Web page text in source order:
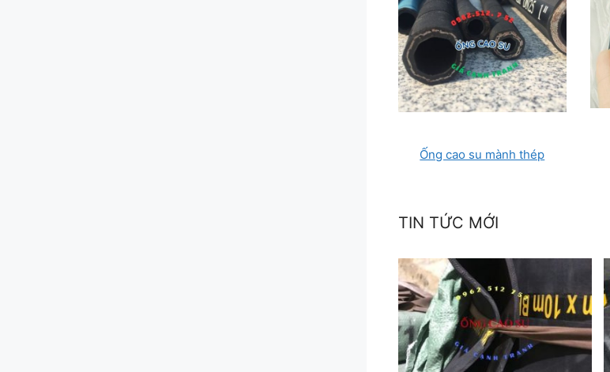
Ống cao su mành thép
TIN TỨC MỚI